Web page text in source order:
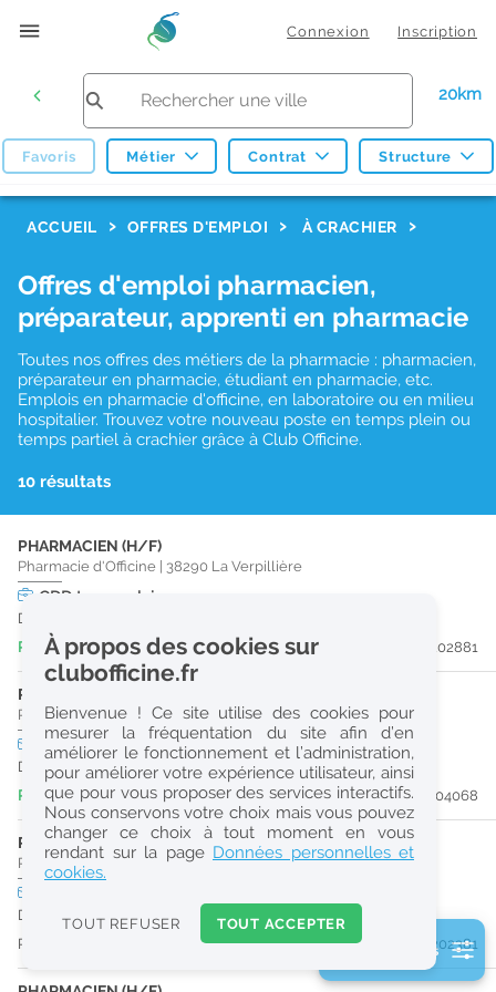
Connexion Inscription
20km
Favoris Métier Contrat Structure
Réinitialiser
2
0
k
Consulter les offres de la France d'outre-mer
ACCUEIL OFFRES D'EMPLOI À CRACHIER
Offres d'emploi pharmacien,
préparateur, apprenti en pharmacie
Toutes nos offres des métiers de la pharmacie : pharmacien,
préparateur en pharmacie, étudiant en pharmacie, etc.
Emplois en pharmacie d'officine, en laboratoire ou en milieu
hospitalier. Trouvez votre nouveau poste en temps plein ou
temps partiel à crachier grâce à Club Officine.
10 résultats
PHARMACIEN (H/F)
Pharmacie d'Officine 38290 La Verpillière
CDD temps plein
Du 30/08/26 au 30/12/26
Publiée il y a 4 jour(s)
#202881
PRÉPARATEUR EN PHARMACIE (H/F)
Pharmacie d'Officine|38440 Saint-Jean-De-Bournay
temps plein
Dès que possible
Publiée il y a 7 jour(s)
#204068
PHARMACIEN (H/F)
Pharmacie d'Officine 38080 L'Isle-D'Abeau
Dès que possible
Publiée il y a 11 jour(s) #202381
2 filtre(s) actifs
À propos des cookies sur
clubofficine.fr
Bienvenue ! Ce site utilise des cookies pour
mesurer la fréquentation du site afin d’en
améliorer le fonctionnement et l’administration,
pour améliorer votre expérience utilisateur, ainsi
que pour vous proposer des services interactifs.
Nous conservons votre choix mais vous pouvez
changer ce choix à tout moment en vous
rendant sur la page Données personnelles et
cookies.
TOUT REFUSER TOUT ACCEPTER